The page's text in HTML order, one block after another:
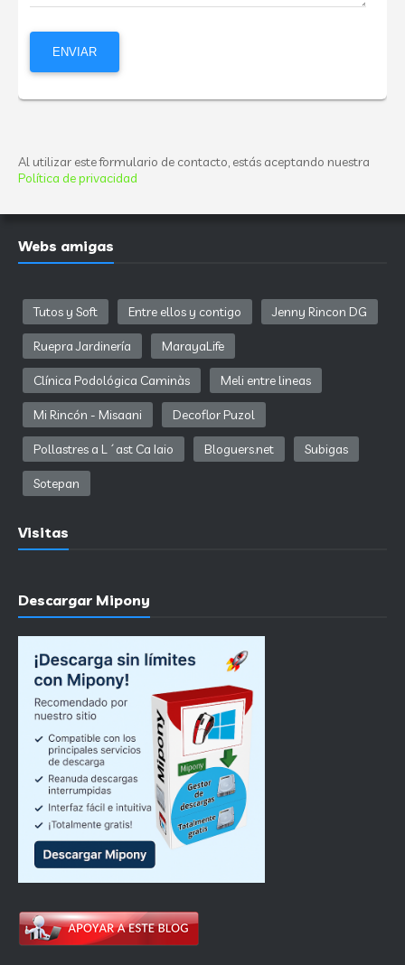
Al utilizar este formulario de contacto, estás aceptando nuestra
Política de privacidad
Webs amigas
Tutos y Soft Entre ellos y contigo Jenny Rincon DG
Ruepra Jardinería MarayaLife
Clínica Podológica Caminàs Meli entre lineas
Mi Rincón - Misaani Decoflor Puzol
Pollastres a L´ast Ca Iaio Bloguers.net Subigas
Sotepan
Visitas
Descargar Mipony